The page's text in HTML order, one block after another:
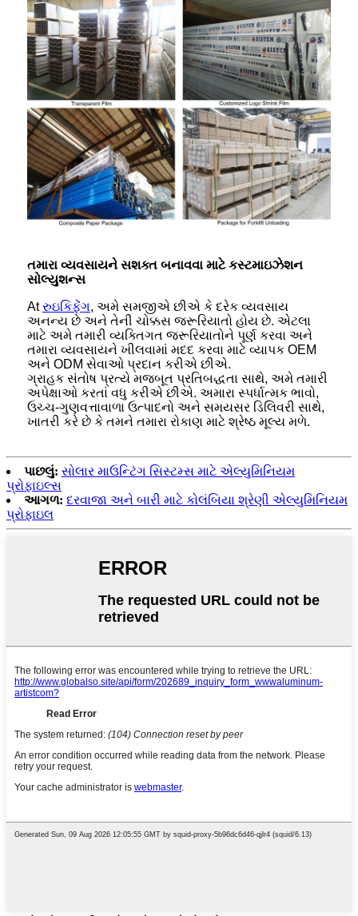
તમારા વ્યવસાયને સશક્ત બનાવવા માટે કસ્ટમાઇઝેશન
સોલ્યુશન્સ
Atરુઇકિફેંગ, અમે સમજીએ છીએ કે દરેક વ્યવસાય
અનન્ય છે અને તેની ચોક્કસ જરૂરિયાતો હોય છે. એટલા
માટે અમે તમારી વ્યક્તિગત જરૂરિયાતોને પૂર્ણ કરવા અને
તમારા વ્યવસાયને ખીલવામાં મદદ કરવા માટે વ્યાપક OEM
અને ODM સેવાઓ પ્રદાન કરીએ છીએ.
ગ્રાહક સંતોષ પ્રત્યે મજબૂત પ્રતિબદ્ધતા સાથે, અમે તમારી
અપેક્ષાઓ કરતાં વધુ કરીએ છીએ. અમારા સ્પર્ધાત્મક ભાવો,
ઉચ્ચ-ગુણવત્તાવાળા ઉત્પાદનો અને સમયસર ડિલિવરી સાથે,
ખાતરી કરે છે કે તમને તમારા રોકાણ માટે શ્રેષ્ઠ મૂલ્ય મળે.
પાછલું: સોલાર માઉન્ટિંગ સિસ્ટમ્સ માટે એલ્યુમિનિયમ
પ્રોફાઇલ્સ
આગળ: દરવાજા અને બારી માટે કોલંબિયા શ્રેણી એલ્યુમિનિયમ
પ્રોફાઇલ